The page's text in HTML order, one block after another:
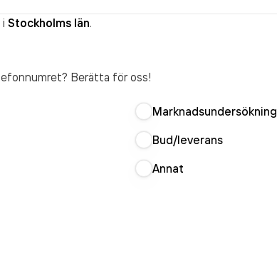
Stockholms län.
Berätta för oss!
Marknadsundersökning
Bud/leverans
Annat